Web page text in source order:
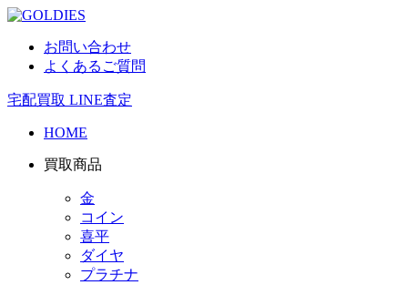
お問い合わせ
よくあるご質問
宅配買取 LINE査定
HOME
買取商品
金
コイン
喜平
ダイヤ
プラチナ